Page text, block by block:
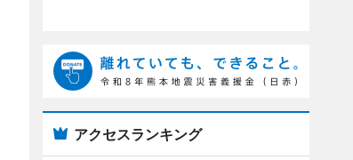
アクセスランキング